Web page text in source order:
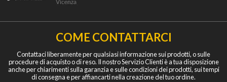
COME CONTATTARCI
Contattaci liberamente per qualsiasi informazione sui prodotti, o sulle
procedure di acquisto o di reso. Il nostro Servizio Clienti è a tua disposizione
anche per chiarimenti sulla garanzia e sulle condizioni dei prodotti, sui tempi
di consegna e per affiancarti nella creazione del tuo ordine.